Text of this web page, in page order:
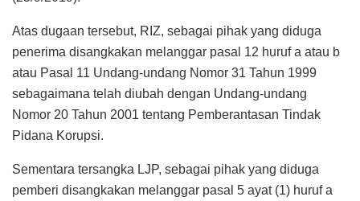
Atas dugaan tersebut, RIZ, sebagai pihak yang diduga
penerima disangkakan melanggar pasal 12 huruf a atau b
atau Pasal 11 Undang-undang Nomor 31 Tahun 1999
sebagaimana telah diubah dengan Undang-undang
Nomor 20 Tahun 2001 tentang Pemberantasan Tindak
Pidana Korupsi.
Sementara tersangka LJP, sebagai pihak yang diduga
pemberi disangkakan melanggar pasal 5 ayat (1) huruf a